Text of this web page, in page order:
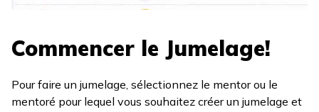
Commencer le Jumelage!
Pour faire un jumelage, sélectionnez le mentor ou le
mentoré pour lequel vous souhaitez créer un jumelage et